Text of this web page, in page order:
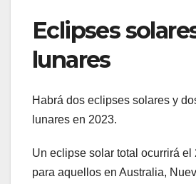
Eclipses
lunares
Habrá dos eclipses solares y
lunares en 2023.
Un eclipse solar total ocurrirá
para aquellos en Australia,